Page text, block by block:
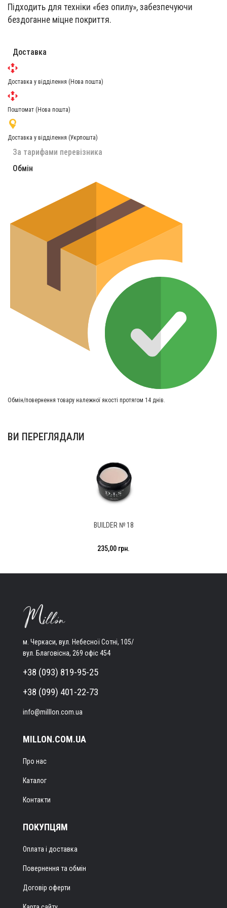
Підходить для техніки «без опилу», забезпечуючи
бездоганне міцне покриття.
Доставка
Доставка у відділення (Нова пошта)
Поштомат (Нова пошта)
Доставка у відділення (Укрпошта)
За тарифами перевізника
Обмін
Обмін/повернення товару належної якості протягом 14 днів.
ВИ ПЕРЕГЛЯДАЛИ
BUILDER № 18
235,00 грн.
м. Черкаси, вул. Небесної Сотні, 105/
вул. Благовісна, 269 офіс 454
+38 (093) 819-95-25
+38 (099) 401-22-73
info@milllon.com.ua
MILLON.COM.UA
Про нас
Каталог
Контакти
ПОКУПЦЯМ
Оплата і доставка
Повернення та обмін
Договір оферти